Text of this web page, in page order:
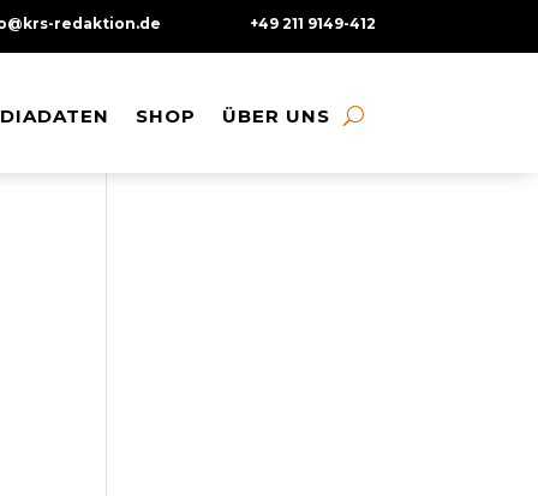
redaktion.de +49 211 9149-412
SHOP ÜBER UNS
SHOP ÜBER UNS